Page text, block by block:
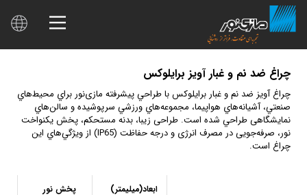
چراغ ضد نم و غبار آويز برایلوکس
چراغ آویز ضد نم و غبار برايلوكس با طراحي پيشرفته مازی‌نور براي محيط‌هاي
صنعتي، آشيانه‌هاي هواپيما، مجموعه‌هاي ورزشي سرپوشيده و سالن‌هاي
نمايشگاهی طراحي شده است. طراحی زیبا، بدنه مستحكم، پخش یکنواخت
نور، صرفه‌جویی در مصرف انرژی و درجه حفاظت (IP65) از ويژگي‌هاي این
چراغ است.
ابعاد(ميليمتر) پخش نور